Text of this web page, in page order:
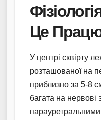
Це
У центрі сквірту
розташованої на
приблизно за 5-8
багата на нервові
парауретральними